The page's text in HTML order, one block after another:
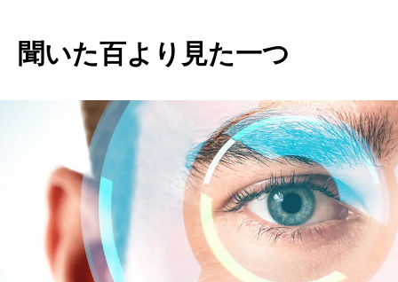
聞いた百より見た一つ